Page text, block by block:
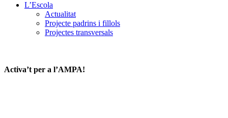
L’Escola
Actualitat
Projecte padrins i fillols
Projectes transversals
Activa’t per a l’AMPA!